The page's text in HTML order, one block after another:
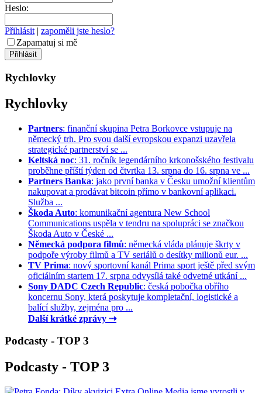
Heslo:
Přihlásit | zapoměli jste heslo?
Zapamatuj si mě
Rychlovky
Rychlovky
Partners: finanční skupina Petra Borkovce vstupuje na
německý trh. Pro svou další evropskou expanzi uzavřela
strategické partnerství se ...
Keltská noc: 31. ročník legendárního krkonošského festivalu
proběhne příští týden od čtvrtka 13. srpna do 16. srpna ve ...
Partners Banka: jako první banka v Česku umožní klientům
nakupovat a prodávat bitcoin přímo v bankovní aplikaci.
Služba ...
Škoda Auto: komunikační agentura New School
Communications uspěla v tendru na spolupráci se značkou
Škoda Auto v České ...
Německá podpora filmů: německá vláda plánuje škrty v
podpoře výroby filmů a TV seriálů o desítky milionů eur. ...
TV Prima: nový sportovní kanál Prima sport ještě před svým
oficiálním startem 17. srpna odvysílá také odvetné utkání ...
Sony DADC Czech Republic: česká pobočka obřího
koncernu Sony, která poskytuje kompletační, logistické a
balící služby, zejména pro ...
Další krátké zprávy ⇢
Podcasty - TOP 3
Podcasty - TOP 3